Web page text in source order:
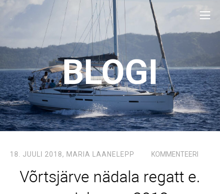
.
BLOGI
18. JUULI 2018, MARIA LAANELEPP KOMMENTEERI
Võrtsjärve nädala regatt e.